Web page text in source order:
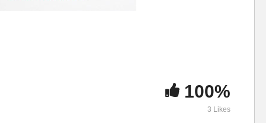
100%
3 Likes